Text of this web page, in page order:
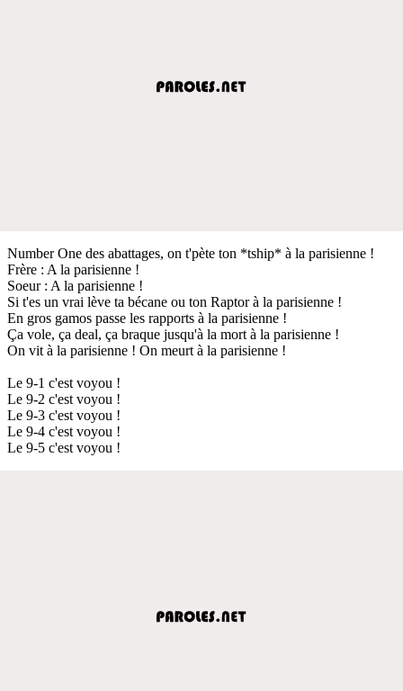
Number One des abattages, on t'pète ton *tship* à la parisienne !
Frère : A la parisienne !
Soeur : A la parisienne !
Si t'es un vrai lève ta bécane ou ton Raptor à la parisienne !
En gros gamos passe les rapports à la parisienne !
Ça vole, ça deal, ça braque jusqu'à la mort à la parisienne !
On vit à la parisienne ! On meurt à la parisienne !
Le 9-1 c'est voyou !
Le 9-2 c'est voyou !
Le 9-3 c'est voyou !
Le 9-4 c'est voyou !
Le 9-5 c'est voyou !